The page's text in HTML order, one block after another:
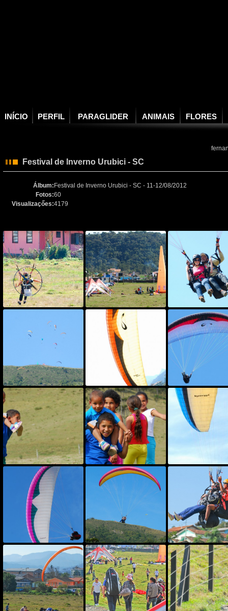
INÍCIO PERFIL PARAGLIDER ANIMAIS FLORES
Festival de Inverno Urubici - SC
Álbum: Festival de Inverno Urubici - SC - 11-12/08/2012
Fotos:60
Visualizaçőes:4179